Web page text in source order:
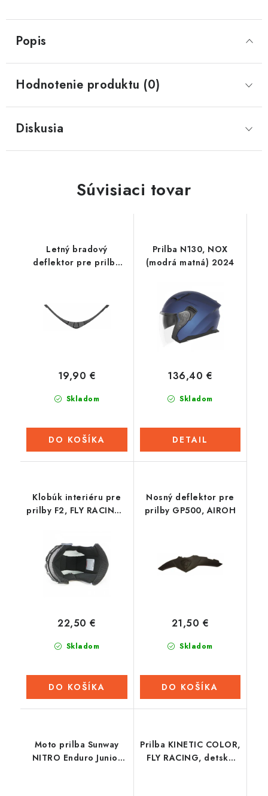
Popis
Hodnotenie produktu (0)
Diskusia
Súvisiaci tovar
Letný bradový
deflektor pre prilbu
Skladom
19,90 €
DO KOŠÍKA
Prilba N130, NOX
(modrá matná) 2024
Skladom
136,40 €
DETAIL
Klobúk interiéru pre
prilby F2, FLY RACING -
Skladom
22,50 €
DO KOŠÍKA
Nosný deflektor pre
prilby GP500, AIROH
Skladom
21,50 €
DO KOŠÍKA
Moto prilba Sunway
NITRO Enduro Junior
Prilba KINETIC COLOR,
FLY RACING, detská